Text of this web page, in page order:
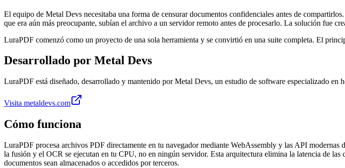
El equipo de Metal Devs necesitaba una forma de censurar documentos confidenciales antes de
que era aún más preocupante, subían el archivo a un servidor remoto antes de procesarlo. La solución fue
LuraPDF comenzó como un proyecto de una sola herramienta y se convirtió en una suite completa. El
Desarrollado por Metal Devs
LuraPDF está diseñado, desarrollado y mantenido por Metal Devs, un estudio de software especializado
Visita metaldevs.com
Cómo funciona
LuraPDF procesa archivos PDF directamente en tu navegador mediante WebAssembly y las API
la fusión y el OCR se ejecutan en tu CPU, no en ningún servidor. Esta arquitectura elimina la latencia de
documentos sean almacenados o accedidos por terceros.